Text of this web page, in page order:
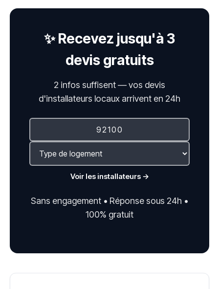
✨ Recevez jusqu'à 3
devis gratuits
2 infos suffisent — vos devis
d'installateurs locaux arrivent en 24h
Voir les installateurs →
Sans engagement • Réponse sous 24h •
100% gratuit